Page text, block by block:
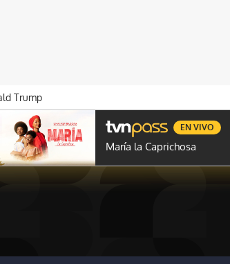
Trump
NOVELAS PROGRAMAS GENTE TVN
María la Caprichosa
EN VIVO